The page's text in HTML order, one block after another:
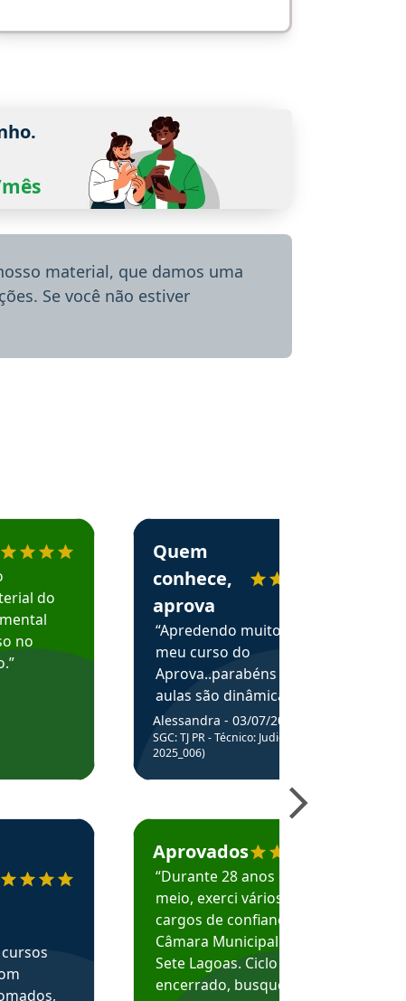
material, que damos uma
Se você não estiver
o Aprova Concursos em depoimento
do
no
o Aprova Concursos em depoimento
Estudante Alessandra recomenda o Aprova
Quem
conhece,
aprova
“Apredendo muito no
meu curso do
Aprova..parabéns pelas
aulas são dinâmicas e
me ajudam a entender
melhor os assuntos.”
Alessandra - 03/07/2025
SGC: TJ PR - Técnico: Judiciário (Edital
2025_006)
Estudante Caio recomenda o Aprova
Aprovados
“Durante 28 anos e
meio, exerci vários
cargos de confiança na
Câmara Municipal de
Sete Lagoas. Ciclo
encerrado, busquei